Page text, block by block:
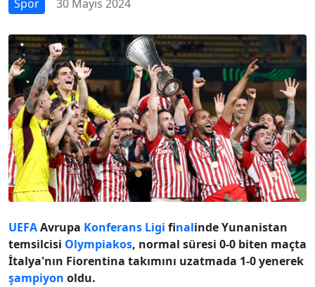
Spor 30 Mayıs 2024
UEFAAvrupa Konferans Ligi finalinde Yunanistan
temsilcisi Olympiakos, normal süresi 0-0 biten maçta
İtalya'nın Fiorentina takımını uzatmada 1-0 yenerek
şampiyon oldu.